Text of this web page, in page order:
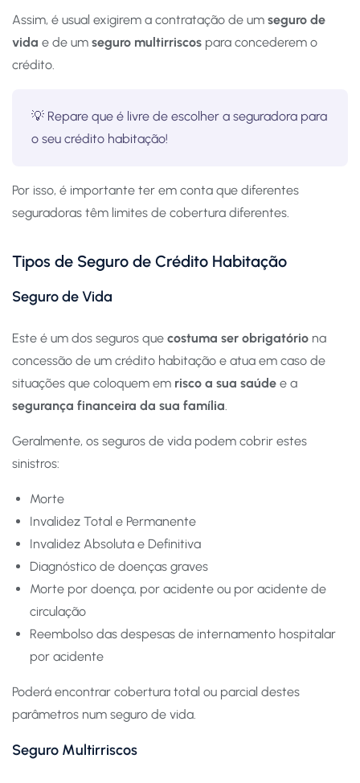
Assim, é usual exigirem a contratação de um seguro de
vida e de um seguro multirriscos para concederem o
crédito.
💡 Repare que é livre de escolher a seguradora para
o seu crédito habitação!
Por isso, é importante ter em conta que diferentes
seguradoras têm limites de cobertura diferentes.
Tipos de Seguro de Crédito Habitação
Seguro de Vida
Este é um dos seguros que costuma ser obrigatório na
concessão de um crédito habitação e atua em caso de
situações que coloquem em risco a sua saúde e a
segurança financeira da sua família.
Geralmente, os seguros de vida podem cobrir estes
sinistros:
Morte
Invalidez Total e Permanente
Invalidez Absoluta e Definitiva
Diagnóstico de doenças graves
Morte por doença, por acidente ou por acidente de
circulação
Reembolso das despesas de internamento hospitalar
por acidente
Poderá encontrar cobertura total ou parcial destes
parâmetros num seguro de vida.
Seguro Multirriscos